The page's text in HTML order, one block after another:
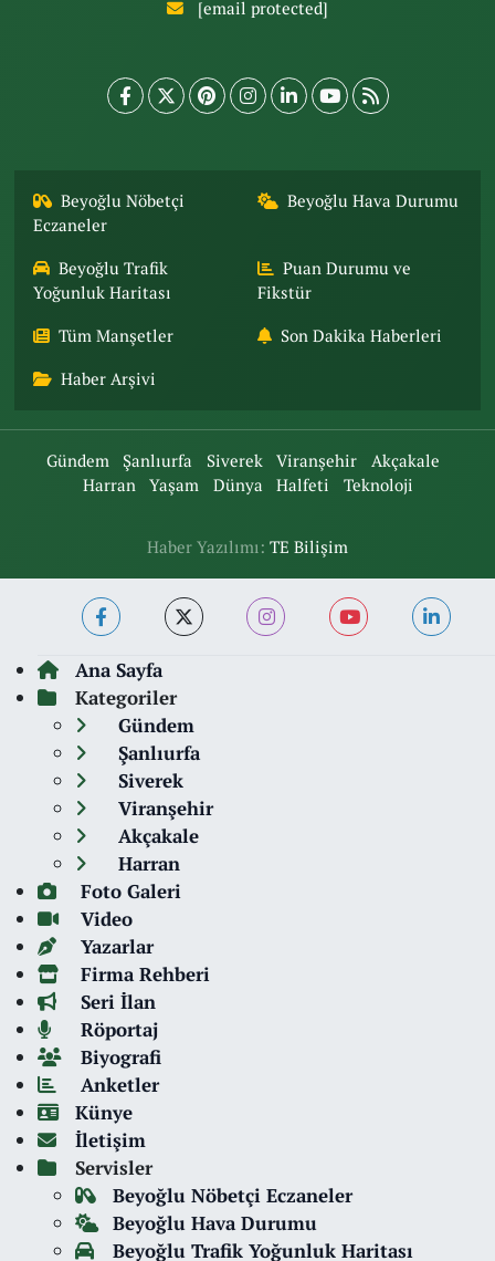
[email protected]
Beyoğlu Nöbetçi
Eczaneler
Beyoğlu Hava Durumu
Beyoğlu Trafik
Yoğunluk Haritası
Puan Durumu ve
Fikstür
Tüm Manşetler Son Dakika Haberleri
Haber Arşivi
Gündem Şanlıurfa Siverek Viranşehir
Akçakale
Harran
Yaşam Dünya Halfeti Teknoloji
Haber Yazılımı: TE Bilişim
Ana Sayfa
Kategoriler
Gündem
Şanlıurfa
Siverek
Viranşehir
Akçakale
Harran
Foto Galeri
Video
Yazarlar
Firma Rehberi
Seri İlan
Röportaj
Biyografi
Anketler
Künye
İletişim
Servisler
Beyoğlu Nöbetçi Eczaneler
Beyoğlu Hava Durumu
Beyoğlu Trafik Yoğunluk Haritası